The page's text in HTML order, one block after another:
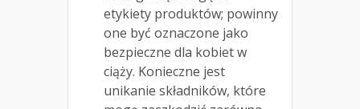
etykiety produktów; powinny
one być oznaczone jako
bezpieczne dla kobiet w
ciąży. Konieczne jest
unikanie składników, które